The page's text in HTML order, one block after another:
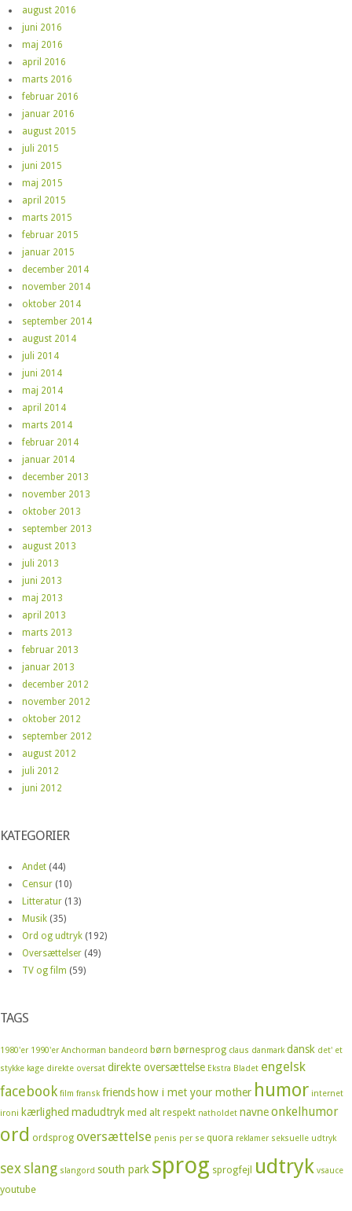
august 2016
juni 2016
maj 2016
april 2016
marts 2016
februar 2016
januar 2016
august 2015
juli 2015
juni 2015
maj 2015
april 2015
marts 2015
februar 2015
januar 2015
december 2014
november 2014
oktober 2014
september 2014
august 2014
juli 2014
juni 2014
maj 2014
april 2014
marts 2014
februar 2014
januar 2014
december 2013
november 2013
oktober 2013
september 2013
august 2013
juli 2013
juni 2013
maj 2013
april 2013
marts 2013
februar 2013
januar 2013
december 2012
november 2012
oktober 2012
september 2012
august 2012
juli 2012
juni 2012
KATEGORIER
Andet (44)
Censur (10)
Litteratur (13)
Musik (35)
Ord og udtryk (192)
Oversættelser (49)
TV og film (59)
TAGS
1980'er 1990'er Anchorman bandeord børn børnesprog claus danmark dansk det' et
stykke kage direkte oversat direkte oversættelse Ekstra Bladet engelsk
facebook film fransk friends how i met your mother humor internet
ironi kærlighed madudtryk med alt respekt natholdet navneonkelhumor
ord ordsprog oversættelse penis per se quora reklamer seksuelle udtryk
sexslang slangord south park sprog sprogfejl udtryk vsauce
youtube